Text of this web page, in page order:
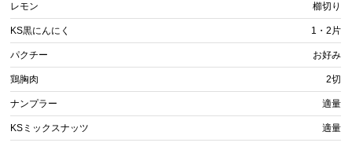
レモン 櫛切り
KS黒にんにく 1・2片
パクチー お好み
鶏胸肉 2切
ナンプラー 適量
KSミックスナッツ 適量